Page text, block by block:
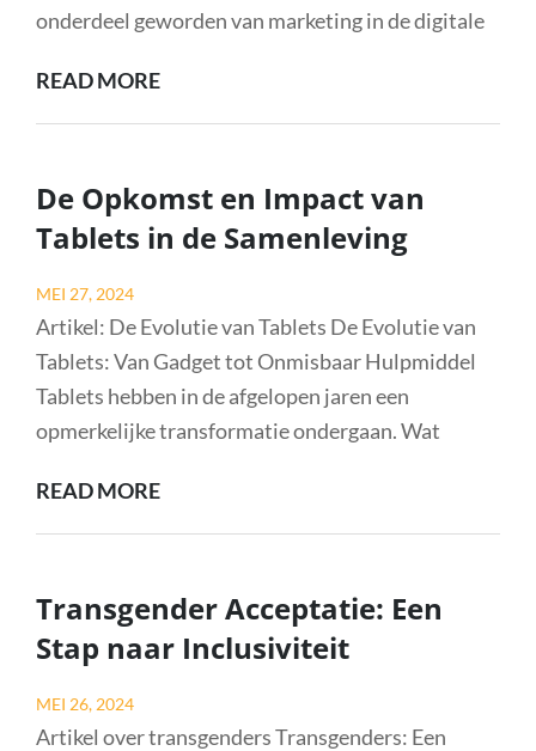
onderdeel geworden van marketing in de digitale
READ MOREOPTIMALISEER
AANWEZIGHEID
MET
EEN
SM
S
STRATEGIE
De Opkomst en Impact van
Tablets in de Samenleving
Posted
on
MEI 27, 2024
Artikel: De Evolutie van Tablets De Evolutie van
Tablets: Van Gadget tot Onmisbaar Hulpmiddel
Tablets hebben in de afgelopen jaren een
opmerkelijke transformatie ondergaan. Wat
READ MOREDE
IMPACT
VAN
TABLETS
DE
Transgender Acceptatie: Een
Stap naar Inclusiviteit
Posted
on
MEI 26, 2024
Artikel over transgenders Transgenders: Een